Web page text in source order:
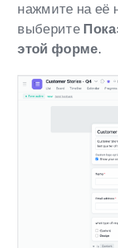
нажмите на её
выберите
этой форме.